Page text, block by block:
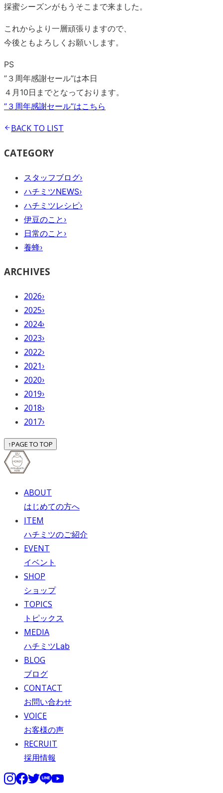
採蜜シーズンがもうそこまで来ました。
これからより一層頑張りますので、
今後ともよろしくお願いします。
PS
”３周年感謝セール”は本日
４月10日までとなっております。
”３周年感謝セール”はこちら
BACK TO LIST
CATEGORY
スタッフブログ›
ハチミツNEWS›
ハチミツレシピ›
伊豆のこと ›
日常のこと ›
養蜂›
ARCHIVES
2026›
2025›
2024›
2023›
2022›
2021 ›
2020›
2019›
2018›
2017›
↑PAGE TO TOP
ABOUT
はじめての方へ
ITEM
ハチミツのご紹介
EVENT
イベント
SHOP
ショップ
TOPICS
トピックス
MEDIA
ハチミツLab
BLOG
ブログ
CONTACT
お問い合わせ
VOICE
お客様の声
RECRUIT
採用情報